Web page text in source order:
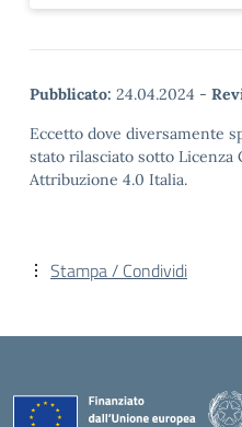
Pubblicato: 24.04.2024 -
Eccetto dove diversamente
stato rilasciato sotto Licenza
Attribuzione 4.0 Italia.
Stampa / Condividi